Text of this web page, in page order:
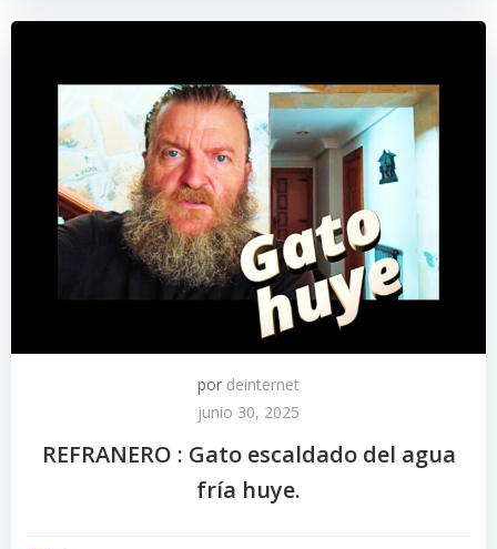
por deinternet
junio 30, 2025
REFRANERO : Gato escaldado del agua
fría huye.